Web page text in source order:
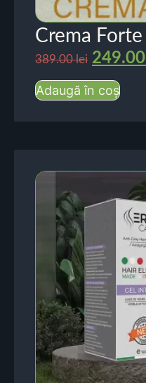
Crema Forte
389.00lei 249.00
Adaugă în coș